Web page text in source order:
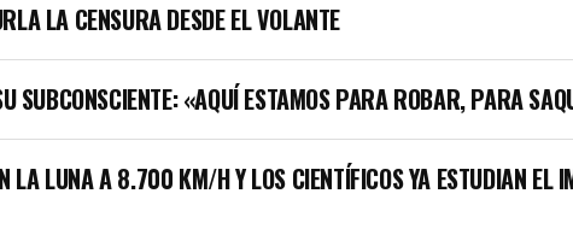
LA CENSURA DESDE EL VOLANTE
SUBCONSCIENTE: «AQUÍ ESTAMOS PARA ROBAR, PARA
LA LUNA A 8.700 KM/H Y LOS CIENTÍFICOS YA ESTUDIAN EL